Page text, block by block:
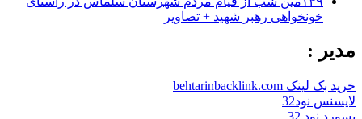
خونخواهی رهبر شهید + تصاویر
مدیر :
خرید بک لینک behtarinbacklink.com
لایسنس نود32